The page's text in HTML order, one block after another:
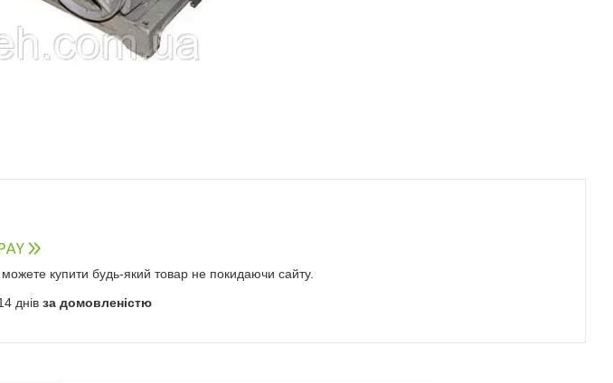
купити будь-який товар не покидаючи сайту.
днів за домовленістю